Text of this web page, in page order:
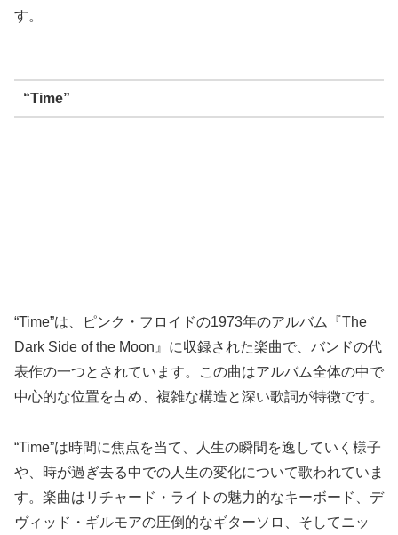
す。
“Time”
“Time”は、ピンク・フロイドの1973年のアルバム『The
Dark Side of the Moon』に収録された楽曲で、バンドの代
表作の一つとされています。この曲はアルバム全体の中で
中心的な位置を占め、複雑な構造と深い歌詞が特徴です。
“Time”は時間に焦点を当て、人生の瞬間を逸していく様子
や、時が過ぎ去る中での人生の変化について歌われていま
す。楽曲はリチャード・ライトの魅力的なキーボード、デ
ヴィッド・ギルモアの圧倒的なギターソロ、そしてニッ